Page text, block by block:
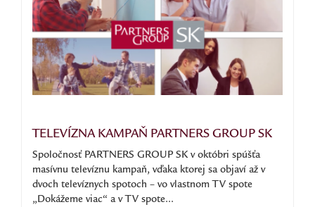
TELEVÍZNA KAMPAŇ PARTNERS GROUP SK
Spoločnosť PARTNERS GROUP SK v októbri spúšťa
masívnu televíznu kampaň, vďaka ktorej sa objaví až v
dvoch televíznych spotoch – vo vlastnom TV spote
„Dokážeme viac“ a v TV spote...